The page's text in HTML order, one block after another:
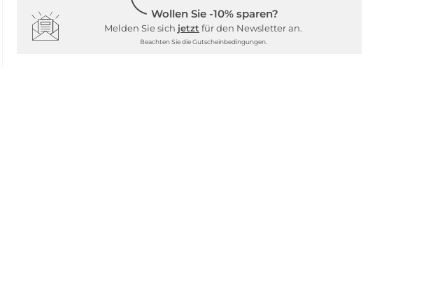
Wollen Sie -10% sparen?
Melden Sie sich jetzt für den Newsletter an.
Beachten Sie die Gutscheinbedingungen.